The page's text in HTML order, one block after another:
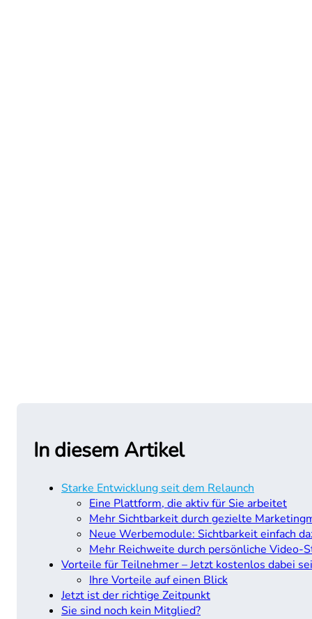
In diesem Artikel
Starke Entwicklung seit dem Relaunch
Eine Plattform, die aktiv für Sie arbeitet
Mehr Sichtbarkeit durch gezielte
Neue Werbemodule: Sichtbarkeit einfach
Mehr Reichweite durch persönliche Video-
Vorteile für Teilnehmer – Jetzt kostenlos dabei
Ihre Vorteile auf einen Blick
Jetzt ist der richtige Zeitpunkt
Sie sind noch kein Mitglied?